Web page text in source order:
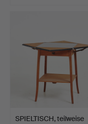
SPIELTISCH, teilweise